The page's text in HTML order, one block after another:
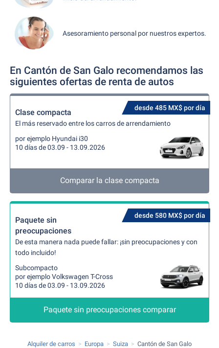
Asesoramiento personal por nuestros expertos.
En Cantón de San Galo recomendamos las
siguientes ofertas de renta de autos
desde 485 MX$ por día
Clase compacta
El más reservado entre los carros de arrendamiento
por ejemplo Hyundai i30
10 días de 03.09 - 13.09.2026
Comparar la clase compacta
desde 580 MX$ por día
Paquete sin
preocupaciones
De esta manera nada puede fallar: ¡sin preocupaciones y con
todo incluido!
Subcompacto
por ejemplo Volkswagen T-Cross
10 días de 03.09 - 13.09.2026
Paquete sin preocupaciones comparar
Alquiler de carros Europa Suiza Cantón de San Galo